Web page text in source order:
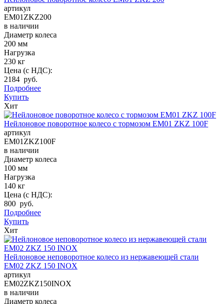
артикул
EM01ZKZ200
в наличии
Диаметр колеса
200 мм
Нагрузка
230 кг
Цена (с НДС):
2184 руб.
Подробнее
Купить
Хит
Нейлоновое поворотное колесо с тормозом EM01 ZKZ 100F
артикул
EM01ZKZ100F
в наличии
Диаметр колеса
100 мм
Нагрузка
140 кг
Цена (с НДС):
800 руб.
Подробнее
Купить
Хит
Нейлоновое неповоротное колесо из нержавеющей стали
EM02 ZKZ 150 INOX
артикул
EM02ZKZ150INOX
в наличии
Диаметр колеса